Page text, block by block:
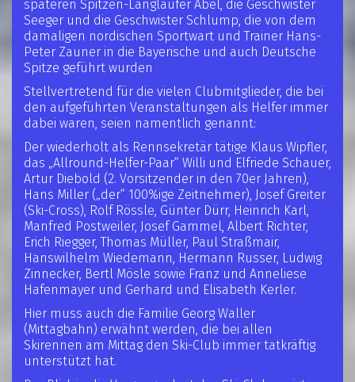
späteren Spitzen-Langläufer Abel, die Geschwister
Seeger und die Geschwister Schlump, die von dem
damaligen nordischen Sportwart und Trainer Hans-
Peter Zauner in die Bayerische und auch Deutsche
Spitze geführt wurden
Stellvertretend für die vielen Clubmitglieder, die bei
den aufgeführten Veranstaltungen als Helfer immer
dabei waren, seien namentlich genannt:
Der wiederholt als Rennsekretär tätige Klaus Wipfler,
das „Allround-Helfer-Paar“ Willi und Elfriede Schauer,
Artur Diebold (2. Vorsitzender in den 70er Jahren),
Hans Miller („der“ 100%ige Zeitnehmer), Josef Greiter
(Ski-Cross), Rolf Rössle, Günter Dürr, Heinrich Karl,
Manfred Postweiler, Josef Gammel, Albert Richter,
Erich Riegger, Thomas Müller, Paul Straßmair,
Hanswilhelm Wiedemann, Hermann Russer, Ludwig
Zinnecker, Bertl Mösle sowie Franz und Anneliese
Hafenmayer und Gerhard und Elisabeth Kerler.
Hier muss auch die Familie Georg Waller
(Mittagbahn) erwähnt werden, die bei allen
Skirennen am Mittag den Ski-Club immer tatkräftig
unterstützt hat.